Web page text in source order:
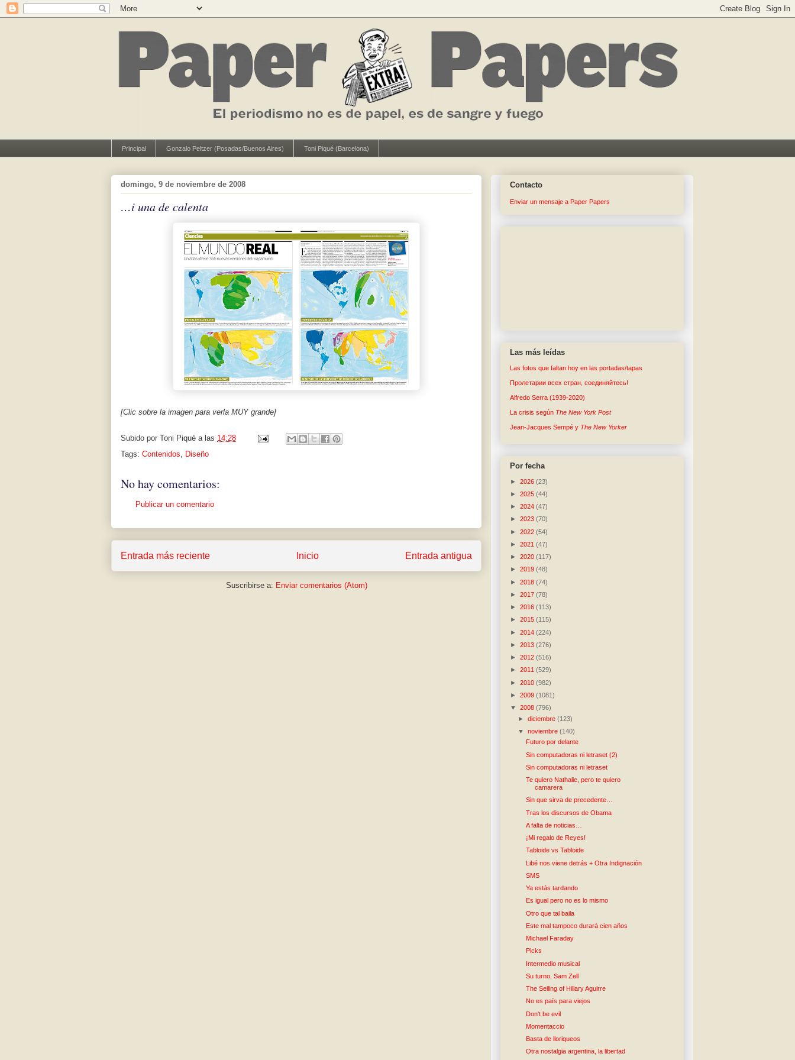
Principal Gonzalo Peltzer (Posadas/Buenos Aires) Toni Piqué (Barcelona)
domingo, 9 de noviembre de 2008
…i una de calenta
[Clic sobre la imagen para verla MUY grande]
Subido por Toni Piqué a las 14:28
Tags: Contenidos, Diseño
No hay comentarios:
Publicar un comentario
Entrada más reciente Entrada antigua
Inicio
Suscribirse a: Enviar comentarios (Atom)
Contacto
Enviar un mensaje a Paper Papers
Las más leídas
Las fotos que faltan hoy en las portadas/tapas
Пролетарии всех стран, соединяйтесь!
Alfredo Serra (1939-2020)
La crisis según The New York Post
Jean-Jacques Sempé y The New Yorker
Por fecha
► 2026 (23)
► 2025 (44)
► 2024 (47)
► 2023 (70)
► 2022 (54)
► 2021 (47)
► 2020 (117)
► 2019 (48)
► 2018 (74)
► 2017 (78)
► 2016 (113)
► 2015 (115)
► 2014 (224)
► 2013 (276)
► 2012 (516)
► 2011 (529)
► 2010 (982)
► 2009 (1081)
▼ 2008 (796)
►diciembre(123)
▼noviembre(140)
Futuro por delante
Sin computadoras ni letraset (2)
Sin computadoras ni letraset
Te quiero Nathalie, pero te quiero
camarera
Sin que sirva de precedente…
Tras los discursos de Obama
A falta de noticias…
¡Mi regalo de Reyes!
Tabloide vs Tabloide
Libé nos viene detrás + Otra Indignación
SMS
Ya estás tardando
Es igual pero no es lo mismo
Otro que tal baila
Este mal tampoco durará cien años
Michael Faraday
Picks
Intermedio musical
Su turno, Sam Zell
The Selling of Hillary Aguirre
No es país para viejos
Don't be evil
Momentaccio
Basta de lloriqueos
Otra nostalgia argentina, la libertad